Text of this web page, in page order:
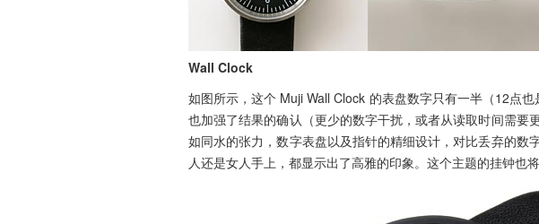
Wall Clock
如图所示，这个 Muji Wall Clock 的表盘数字只有一半（12点
也加强了结果的确认（更少的数字干扰，或者从读取时间需要
如同水的张力，数字表盘以及指针的精细设计，对比丢弃的数
人还是女人手上，都显示出了高雅的印象。这个主题的挂钟也